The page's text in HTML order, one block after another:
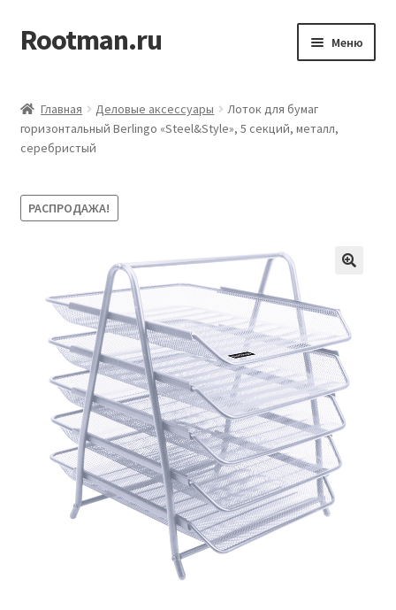
Перейти
к
Перейти
к
Rootman.ru Меню
Офисные принадлежности
Товары для учёбы
меню
Главная Деловые аксессуары
Лоток для бумаг
горизонтальный Berlingo «Steel&Style», 5 секций, металл,
серебристый
РАСПРОДАЖА!